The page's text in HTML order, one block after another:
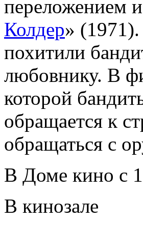
переложением
Колдер» (1971).
похитили
любовнику. В
которой
обращается к
обращаться с
В Доме кино с
В кинозале